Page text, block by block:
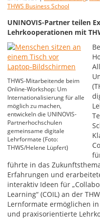
THWS Business School
UNINOVIS-Partner teilen
Lehrkooperationen mit
THWS-Mitarbeitende beim
Online-Workshop: Um
Internationalisierung für alle
möglich zu machen,
entwickeln die UNINOVIS-
Partnerhochschulen
gemeinsame digitale
Lehrformate (Foto:
THWS/Helene Lüpfert)
führte in das
Erfahrungen und
interaktiv Ideen für
Learning“ (COIL) an der
Lernformate ermöglichen
und praxisorientierte